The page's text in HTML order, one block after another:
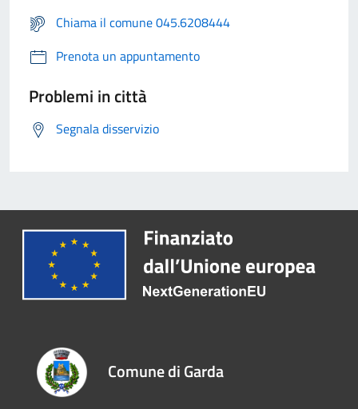
Chiama il comune 045.6208444
Prenota un appuntamento
Problemi in città
Segnala disservizio
Comune di Garda